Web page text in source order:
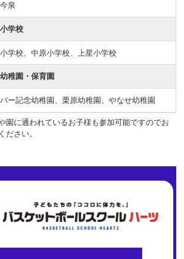
泉
学校
学校、中原小学校、上星小学校
稚園・保育園
ー記念幼稚園、栗原幼稚園、やなせ幼稚園
園に通われているお子様も参加可能ですのでお
ださい。